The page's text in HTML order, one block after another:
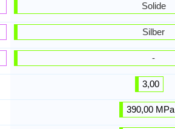
Solide
Silber
-
3,00
390,00 MPa